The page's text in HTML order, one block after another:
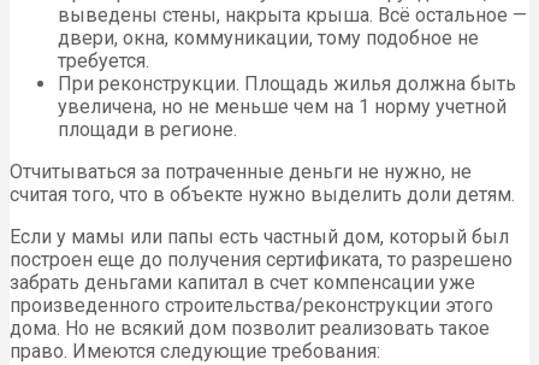
выведены стены, накрыта крыша. Всё остальное —
двери, окна, коммуникации, тому подобное не
требуется.
При реконструкции. Площадь жилья должна быть
увеличена, но не меньше чем на 1 норму учетной
площади в регионе.
Отчитываться за потраченные деньги не нужно, не
считая того, что в объекте нужно выделить доли детям.
Если у мамы или папы есть частный дом, который был
построен еще до получения сертификата, то разрешено
забрать деньгами капитал в счет компенсации уже
произведенного строительства/реконструкции этого
дома. Но не всякий дом позволит реализовать такое
право. Имеются следующие требования: